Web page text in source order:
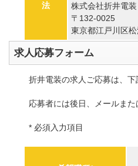
法
株式会社折井電
〒132-0025
東京都江戸川区
求人応募フォーム
折井電装の求人ご応募は、
応募者には後日、メールまた
* 必須入力項目